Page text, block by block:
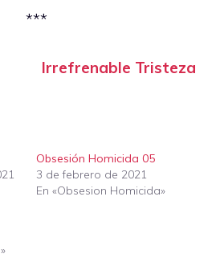
***
Irrefrenable Tristeza
Obsesión Homicida 05
3 de febrero de 2021
En «Obsesion Homicida»